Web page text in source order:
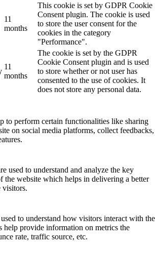
11
months
This cookie is set by GDPR Cookie
Consent plugin. The cookie is used
to store the user consent for the
cookies in the category
"Performance".
11
months
The cookie is set by the GDPR
Cookie Consent plugin and is used
to store whether or not user has
consented to the use of cookies. It
does not store any personal data.
to perform certain functionalities like sharing
on social media platforms, collect feedbacks,
used to understand and analyze the key
the website which helps in delivering a better
visitors.
to understand how visitors interact with the
help provide information on metrics the
rate, traffic source, etc.